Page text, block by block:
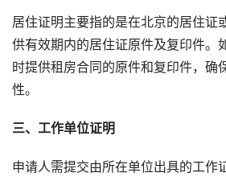
居住证明主要指的是在北京的居住证
供有效期内的居住证原件及复印件。
时提供租房合同的原件和复印件，确
性。
三、工作单位证明
申请人需提交由所在单位出具的工作